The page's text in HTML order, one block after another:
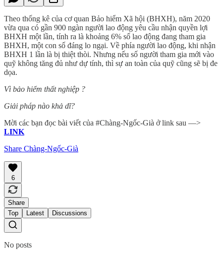
Theo thống kê của cơ quan Bảo hiểm Xã hội (BHXH), năm 2020
vừa qua có gần 900 ngàn người lao động yêu cầu nhận quyền lợi
BHXH một lần, tính ra là khoảng 6% số lao động đang tham gia
BHXH, một con số đáng lo ngại. Về phía người lao động, khi nhận
BHXH 1 lần là bị thiệt thòi. Nhưng nếu số người tham gia mới vào
quỹ không tăng đủ như dự tính, thì sự an toàn của quỹ cũng sẽ bị đe
dọa.
Vì bảo hiểm thất nghiệp ?
Giải pháp nào khả dĩ?
Mời các bạn đọc bài viết của #Chàng-Ngốc-Già ở link sau —>
LINK
Share Chàng-Ngốc-Già
6
Share
Top
Latest Discussions
No posts